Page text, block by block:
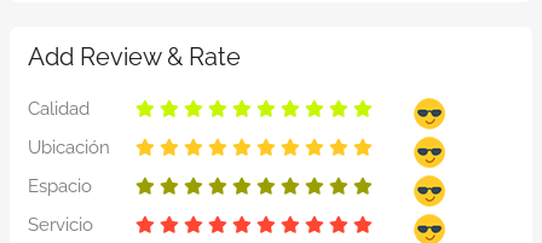
Add Review & Rate
Calidad
Ubicación
Espacio
Servicio